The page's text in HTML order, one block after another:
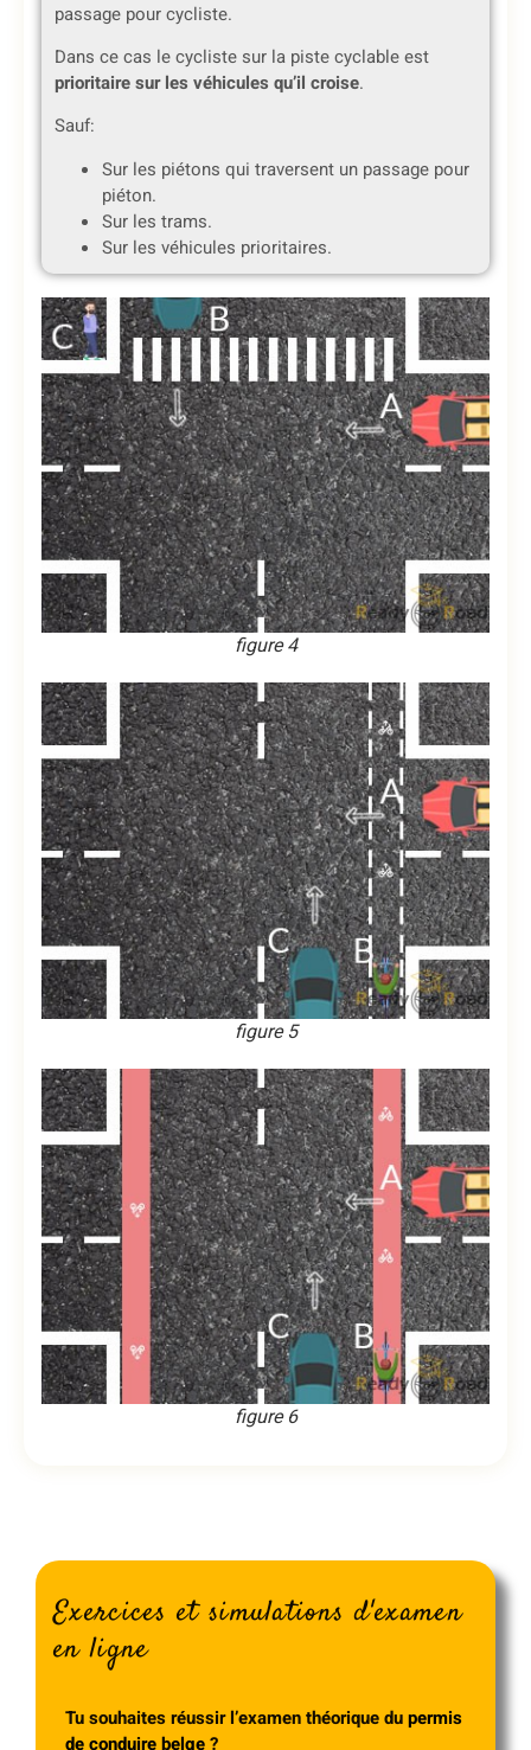
passage pour cycliste.
Dans ce cas le cycliste sur la piste cyclable est
prioritaire sur les véhicules qu’il croise.
Sauf:
Sur les piétons qui traversent un passage pour
piéton.
Sur les trams.
Sur les véhicules prioritaires.
figure 4
figure 5
figure 6
Exercices et simulations d'examen
en ligne
Tu souhaites réussir l’examen théorique dupermis
de conduire belge?